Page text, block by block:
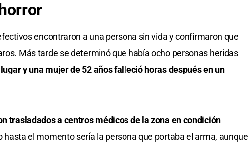
encontraron a una persona sin vida y confirmaron que
Más tarde se determinó que había ocho personas heridas
y una mujer de 52 años falleció horas después en un
trasladados a centros médicos de la zona en condición
hasta el momento sería la persona que portaba el arma, aunque